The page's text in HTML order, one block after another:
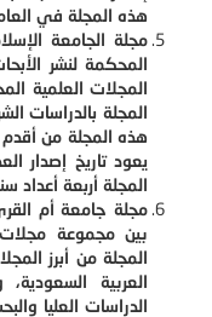
هذه المجلة في العام 1425
مجلة الجامعة
المحكمة لنشر
المجلات العلمية
المجلة بالدراسات
هذه المجلة من
المجلة أربعة أعداد
مجلة جامعة أم
بين مجموعة
المجلة من أبرز
العربية
الدراسات العليا